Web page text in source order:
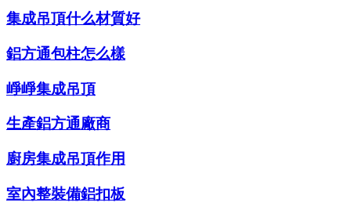
集成吊頂什么材質好
鋁方通包柱怎么樣
崢崢集成吊頂
生產鋁方通廠商
廚房集成吊頂作用
室內整裝備鋁扣板